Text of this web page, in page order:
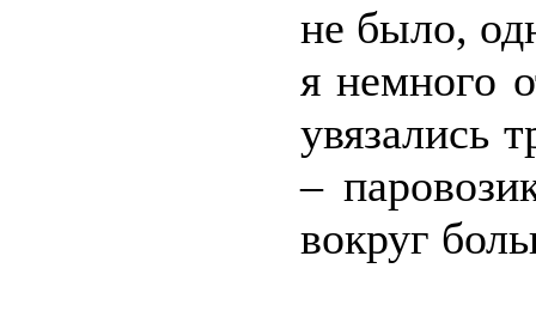
не было,
я немного
увязались
–
вокруг